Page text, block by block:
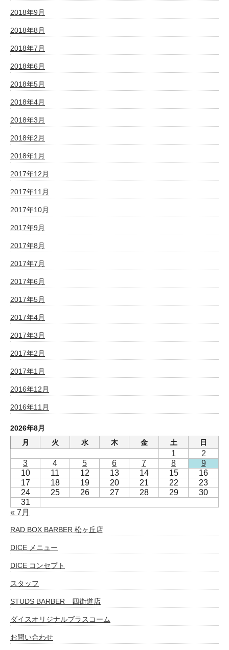
2018年9月
2018年8月
2018年7月
2018年6月
2018年5月
2018年4月
2018年3月
2018年2月
2018年1月
2017年12月
2017年11月
2017年10月
2017年9月
2017年8月
2017年7月
2017年6月
2017年5月
2017年4月
2017年3月
2017年2月
2017年1月
2016年12月
2016年11月
2026年8月
月
火 水 木 金 土 日
1
2
3
4 5 6 7 8
9
10
11 12 13 14 15
16
17
18 19 20 21 22
23
24
25 26 27 28 29
30
31
« 7月
RAD BOX BARBER 松ヶ丘店
DICE メニュー
DICE コンセプト
スタッフ
STUDS BARBER 四街道店
ダイスオリジナルブラスコーム
お問い合わせ